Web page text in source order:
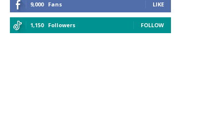
9,000 Fans LIKE
1,150 Followers FOLLOW